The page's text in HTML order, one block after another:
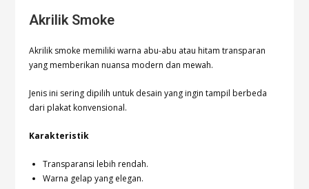
Akrilik Smoke
Akrilik smoke memiliki warna abu-abu atau hitam transparan
yang memberikan nuansa modern dan mewah.
Jenis ini sering dipilih untuk desain yang ingin tampil berbeda
dari plakat konvensional.
Karakteristik
Transparansi lebih rendah.
Warna gelap yang elegan.